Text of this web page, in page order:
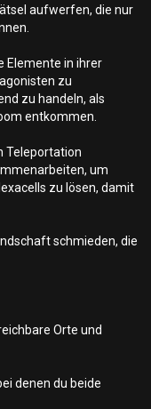
aufwerfen, die nur
Elemente in ihrer
zu
zu handeln, als
entkommen.
Teleportation
um
zu lösen, damit
schmieden, die
Orte und
denen du beide